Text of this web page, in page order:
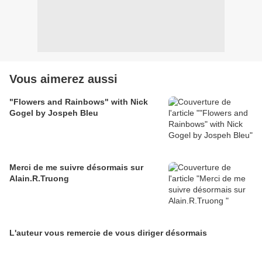
Vous aimerez aussi
"Flowers and Rainbows" with Nick
Gogel by Jospeh Bleu
Merci de me suivre désormais sur
Alain.R.Truong
L'auteur vous remercie de vous diriger désormais